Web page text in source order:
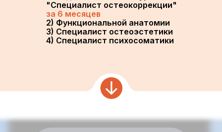
"Специалист остеокоррекции"
за 6 месяцев
2) Функциональной анатомии
3) Специалист остеоэстетики
4) Специалист психосоматики